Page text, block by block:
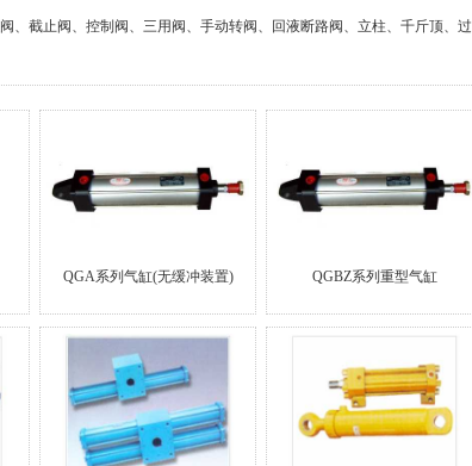
、截止阀、控制阀、三用阀、手动转阀、回液断路阀、立柱、千斤顶、过
QGA系列气缸(无缓冲装置) QGBZ系列重型气缸